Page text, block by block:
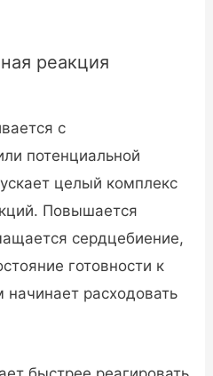
реакция
с
потенциальной
целый комплекс
Повышается
сердцебиение,
готовности к
расходовать